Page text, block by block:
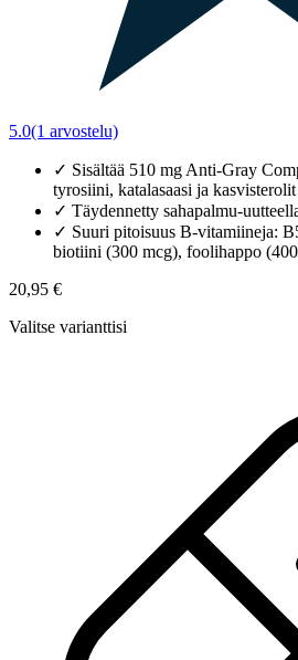
5.0(1 arvostelu)
✓ Sisältää 510 mg Anti-Gray
tyrosiini, katalasaasi ja kasvisterolit
✓ Täydennetty sahapalmu-
✓ Suuri pitoisuus B-vitamiineja:
biotiini (300 mcg), foolihappo
20,95 €
Valitse varianttisi